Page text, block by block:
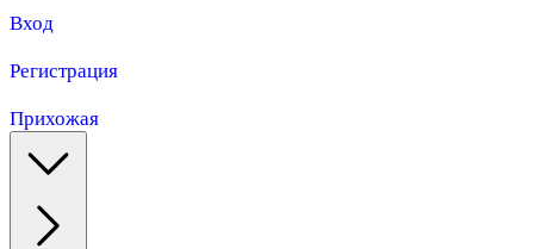
Вход
Регистрация
Прихожая